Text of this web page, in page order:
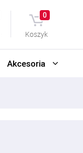
Koszyk
0
Akcesoria